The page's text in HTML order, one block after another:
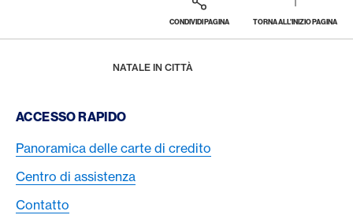
CONDIVIDI PAGINA TORNA ALL'INIZIO PAGINA
Footer
NATALE IN CITTÀ
Footer Navigation
ACCESSO RAPIDO
Panoramica delle carte di credito
Centro di assistenza
Contatto